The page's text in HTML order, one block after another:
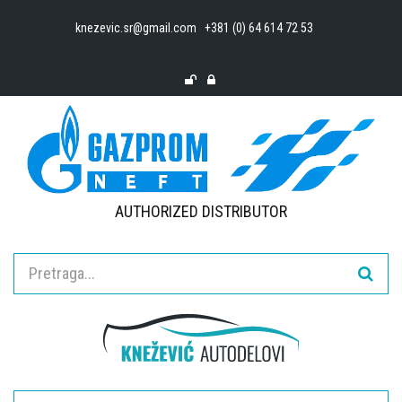
knezevic.sr@gmail.com +381 (0) 64 614 72 53
AUTHORIZED DISTRIBUTOR